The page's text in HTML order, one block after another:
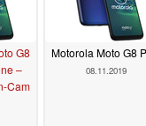
G8
–
Cam
Motorola Moto G8
08.11.2019